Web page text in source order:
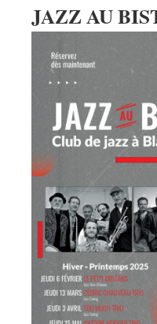
JAZZ AU